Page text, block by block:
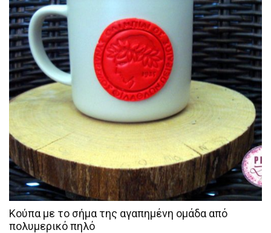
Κούπα με το σήμα της αγαπημένη ομάδα από
πολυμερικό πηλό